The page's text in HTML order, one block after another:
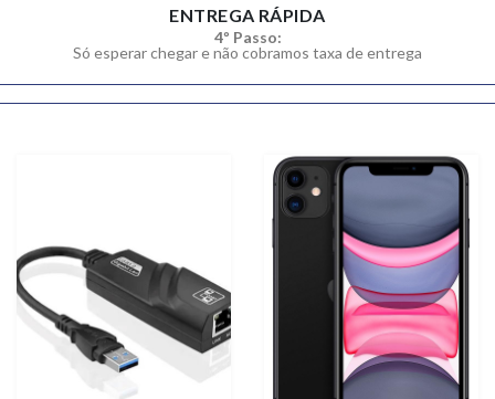
ENTREGA RÁPIDA
4º Passo:
Só esperar chegar e não cobramos taxa de entrega